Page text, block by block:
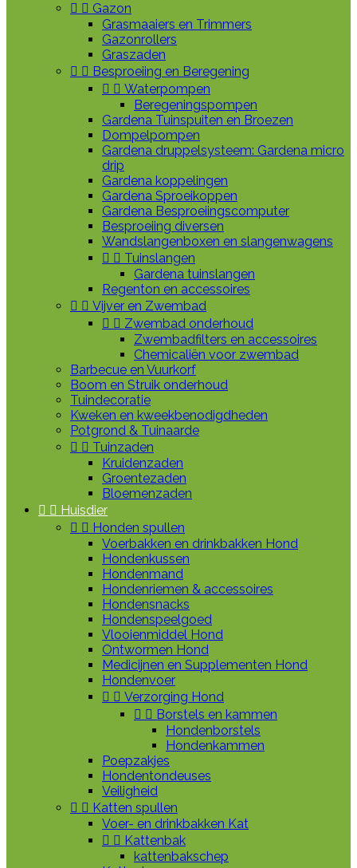
  Gazon
Grasmaaiers en Trimmers
Gazonrollers
Graszaden
  Besproeiing en Beregening
  Waterpompen
Beregeningspompen
Gardena Tuinspuiten en Broezen
Dompelpompen
Gardena druppelsysteem: Gardena micro
drip
Gardena koppelingen
Gardena Sproeikoppen
Gardena Besproeiingscomputer
Besproeiing diversen
Wandslangenboxen en slangenwagens
  Tuinslangen
Gardena tuinslangen
Regenton en accessoires
  Vijver en Zwembad
  Zwembad onderhoud
Zwembadfilters en accessoires
Chemicaliën voor zwembad
Barbecue en Vuurkorf
Boom en Struik onderhoud
Tuindecoratie
Kweken en kweekbenodigdheden
Potgrond & Tuinaarde
  Tuinzaden
Kruidenzaden
Groentezaden
Bloemenzaden
  Huisdier
  Honden spullen
Voerbakken en drinkbakken Hond
Hondenkussen
Hondenmand
Hondenriemen & accessoires
Hondensnacks
Hondenspeelgoed
Vlooienmiddel Hond
Ontwormen Hond
Medicijnen en Supplementen Hond
Hondenvoer
  Verzorging Hond
  Borstels en kammen
Hondenborstels
Hondenkammen
Poepzakjes
Hondentondeuses
Veiligheid
  Katten spullen
Voer- en drinkbakken Kat
  Kattenbak
kattenbakschep